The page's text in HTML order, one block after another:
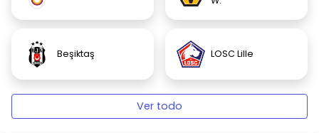
Beşiktaş LOSC Lille
Ver todo